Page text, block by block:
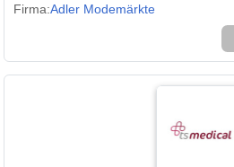
Firma:Adler Modemärkte